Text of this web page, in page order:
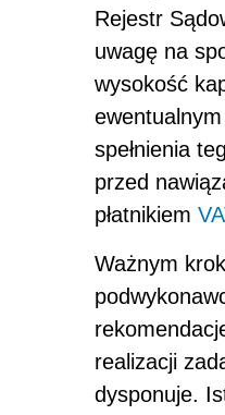
Rejestr
uwagę na
wysokość
spełnienia
przed
płatnikiem
Ważnym
realizacji
dysponuje.